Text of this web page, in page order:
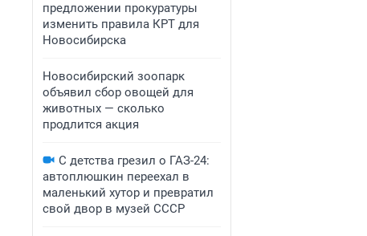
предложении прокуратуры
изменить правила КРТ для
Новосибирска
Новосибирский зоопарк
объявил сбор овощей для
животных — сколько
продлится акция
С детства грезил о ГАЗ-24:
автоплюшкин переехал в
маленький хутор и превратил
свой двор в музей СССР